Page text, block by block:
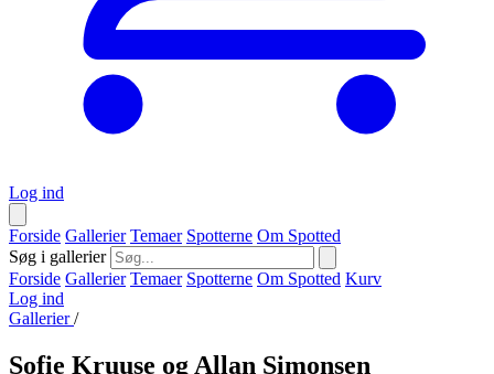
Log ind
Forside Gallerier Temaer Spotterne Om Spotted
Søg i gallerier
Forside Gallerier Temaer Spotterne Om Spotted Kurv
Log ind
Gallerier/
Sofie Kruuse og Allan Simonsen